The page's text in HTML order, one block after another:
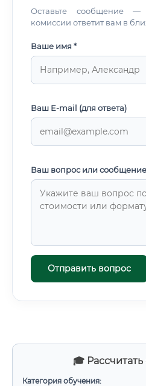
🎓
Категория обучения:
Оставьте сообщение —
комиссии ответит вам в
Ваше имя *
Ваш E-mail (для ответа)
Ваш вопрос или
Отправить вопрос